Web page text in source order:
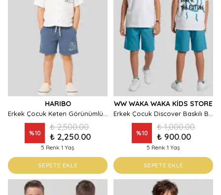
HARIBO
%10
₺ 2,500.00
₺ 2,250.00
5 Renk 1 Yaş
SEPETE EKLE
WW WAKA WAKA KIDS STORE
%10
₺ 1,000.00
₺ 900.00
5 Renk 1 Yaş
SEPETE EKLE